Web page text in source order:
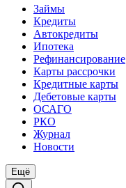
Займы
Кредиты
Автокредиты
Ипотека
Рефинансирование
Карты рассрочки
Кредитные карты
Дебетовые карты
ОСАГО
РКО
Журнал
Новости
Ещё